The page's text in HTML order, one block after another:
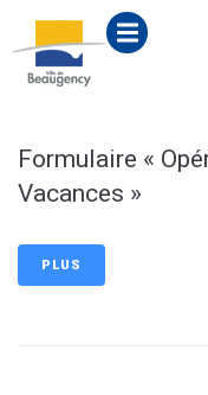
principal
Formulaire «
Vacances »
PLUS